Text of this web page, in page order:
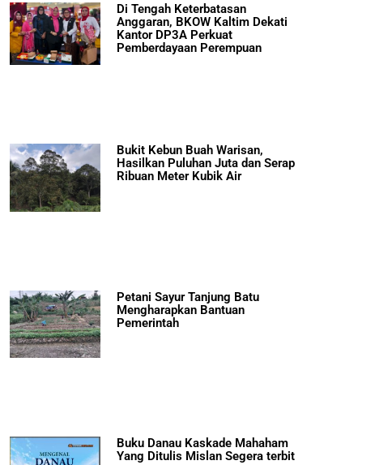
Di Tengah Keterbatasan
Anggaran, BKOW Kaltim Dekati
Kantor DP3A Perkuat
Pemberdayaan Perempuan
Bukit Kebun Buah Warisan,
Hasilkan Puluhan Juta dan Serap
Ribuan Meter Kubik Air
Petani Sayur Tanjung Batu
Mengharapkan Bantuan
Pemerintah
Buku Danau Kaskade Mahaham
Yang Ditulis Mislan Segera terbit